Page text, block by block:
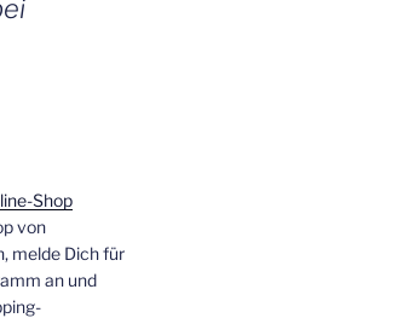
Shop
von
melde Dich für
an und